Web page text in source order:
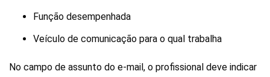
Função desempenhada
Veículo de comunicação para o qual trabalha
No campo de assunto do e-mail, o profissional deve indicar